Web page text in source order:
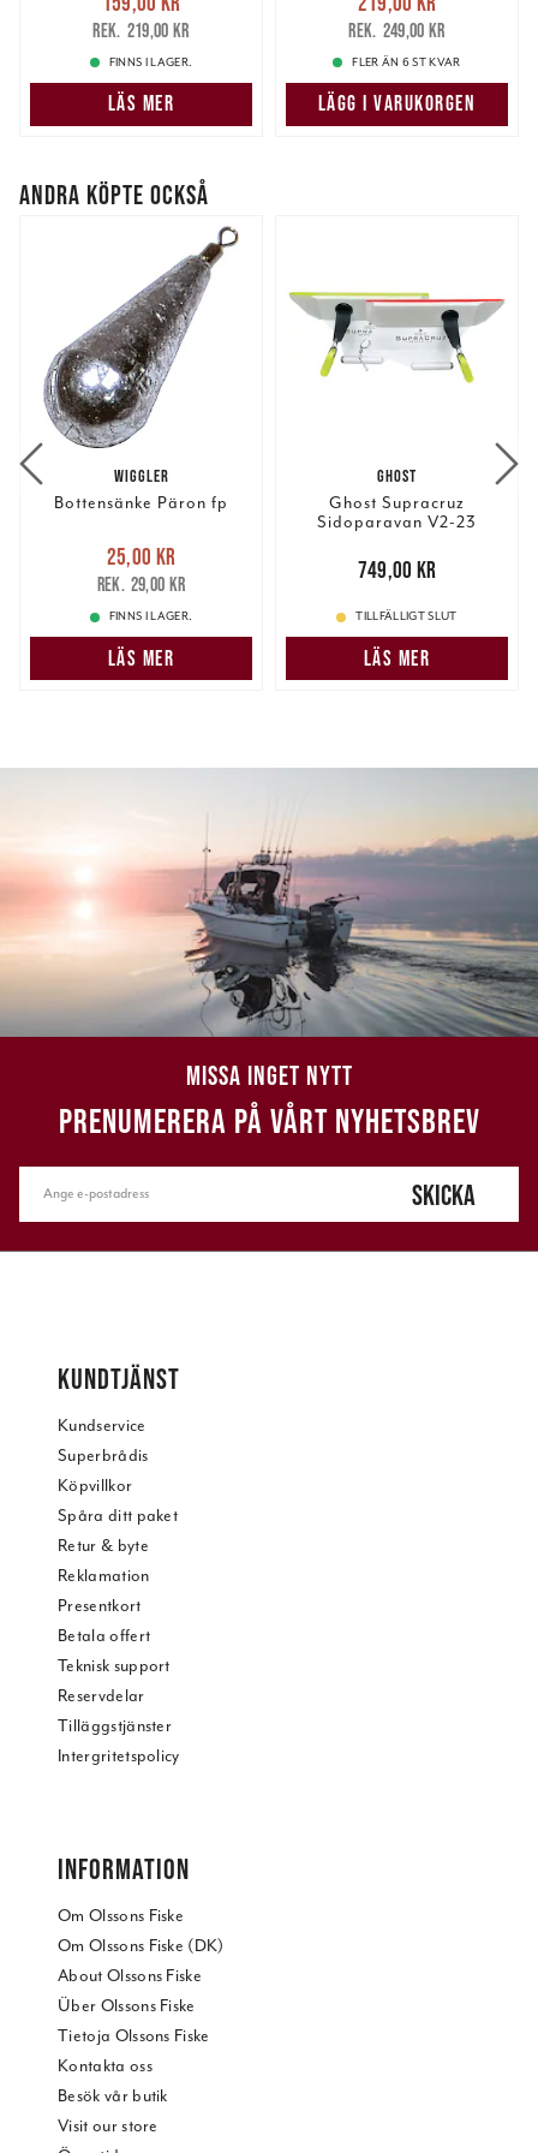
159,00 krTidigare pris
219,00 kr
219,00 kr
FINNS I LAGER.
LÄS MER
219,00 krTidigare pris
249,00 kr
249,00 kr
FLER ÄN 6 ST KVAR
LÄGG I VARUKORGEN
ANDRA KÖPTE OCKSÅ
WIGGLER
Bottensänke Päron fp
Nuvarande pris
25,00 krTidigare pris
29,00 kr
25,00 kr
29,00 kr
FINNS I LAGER.
LÄS MER
GHOST
Ghost Supracruz
Sidoparavan V2-23
749,00 kr
749,00 kr
TILLFÄLLIGT SLUT
LÄS MER
MISSA INGET NYTT
PRENUMERERA PÅ VÅRT NYHETSBREV
SKICKA
KUNDTJÄNST
Kundservice
Superbrådis
Köpvillkor
Spåra ditt paket
Retur & byte
Reklamation
Presentkort
Betala offert
Teknisk support
Reservdelar
Tilläggstjänster
Intergritetspolicy
INFORMATION
Om Olssons Fiske
Om Olssons Fiske (DK)
About Olssons Fiske
Über Olssons Fiske
Tietoja Olssons Fiske
Kontakta oss
Besök vår butik
Visit our store